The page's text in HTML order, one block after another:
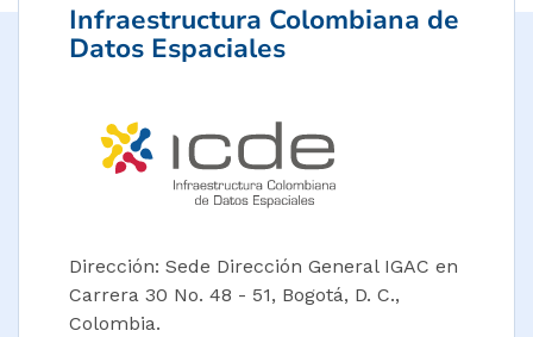
Infraestructura Colombiana de
Datos Espaciales
Dirección: Sede Dirección General IGAC en
Carrera 30 No. 48 - 51, Bogotá, D. C.,
Colombia.